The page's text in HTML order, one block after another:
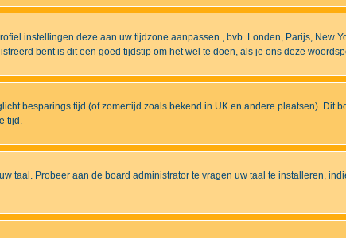
instellingen deze aan uw tijdzone aanpassen , bvb. Londen, Parijs, New
bent is dit een goed tijdstip om het wel te doen, als je ons deze
besparings tijd (of zomertijd zoals bekend in UK en andere plaatsen). Dit
tijd.
taal. Probeer aan de board administrator te vragen uw taal te installeren,